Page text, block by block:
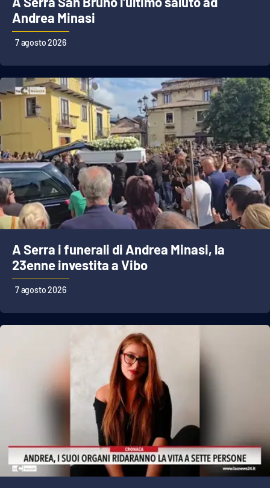
EDIZIONI
LOCALI
Crotone
Vibo Valentia
Reggio Calabria
Cosenza
Lamezia Terme
PROGETTI
SPECIALI
Destinazioni
Storie
Andrea Minasi
7 agosto 2026
A Serra i funerali di Andrea Minasi, la
23enne investita a Vibo
7 agosto 2026